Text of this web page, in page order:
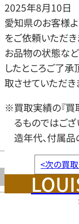
2025年8月10日
愛知県のお客様よ
をご依頼いただき
お品物の状態など
したところご了
取させていただき
※買取実績の『買
るものではござ
造年代、付属品
<次の買